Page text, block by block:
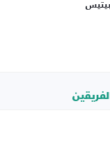
بيتيس